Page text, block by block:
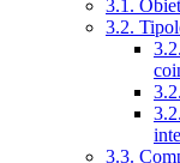
3.1.
3.2.
3.3.